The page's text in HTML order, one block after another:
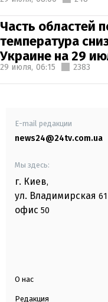
Часть областей
температура
Украине на 29
29 июля, 06:15 2383
E-mail редакции
news24@24tv.com.ua
Мы здесь:
г. Киев,
ул. Владимирская
офис 50
О нас
Редакция